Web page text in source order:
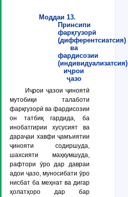
Моддаи 13.
Принсипи
фарқгузорӣ
(дифферентсиатсия)
ва
фардисозии
(индивидуализатсия)
иҷрои
ҷазо
Иҷрои ҷазои ҷиноятӣ
мутобиқи талаботи
фарқгузорӣ ва фардисозии
он татбиқ гардида, ба
инобатгирии хусусият ва
дараҷаи хавфи ҷамъиятии
ҷинояти содиршуда,
шахсияти маҳкумшуда,
рафтори ӯро дар давраи
адои ҷазо, муносибати ӯро
нисбат ба меҳнат ва дигар
ҳолатҳоро дар бар